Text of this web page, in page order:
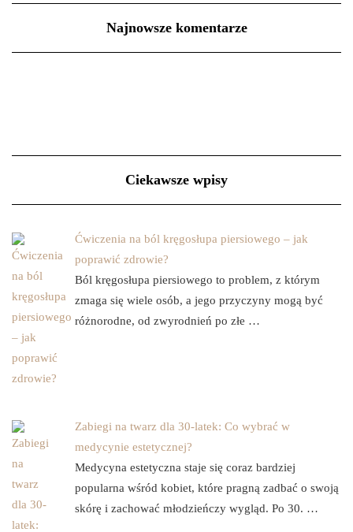
Najnowsze komentarze
Ciekawsze wpisy
Ćwiczenia na ból kręgosłupa piersiowego – jak
poprawić zdrowie?
Ból kręgosłupa piersiowego to problem, z którym
zmaga się wiele osób, a jego przyczyny mogą być
różnorodne, od zwyrodnień po złe …
Zabiegi na twarz dla 30-latek: Co wybrać w
medycynie estetycznej?
Medycyna estetyczna staje się coraz bardziej
popularna wśród kobiet, które pragną zadbać o swoją
skórę i zachować młodzieńczy wygląd. Po 30. …